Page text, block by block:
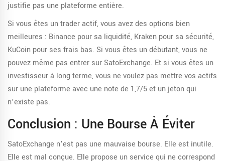
justifie pas une plateforme entière.
Si vous êtes un trader actif, vous avez des options bien
meilleures : Binance pour sa liquidité, Kraken pour sa sécurité,
KuCoin pour ses frais bas. Si vous êtes un débutant, vous ne
pouvez même pas entrer sur SatoExchange. Et si vous êtes un
investisseur à long terme, vous ne voulez pas mettre vos actifs
sur une plateforme avec une note de 1,7/5 et un jeton qui
n’existe pas.
Conclusion : Une Bourse À Éviter
SatoExchange n’est pas une mauvaise bourse. Elle est inutile.
Elle est mal conçue. Elle propose un service qui ne correspond